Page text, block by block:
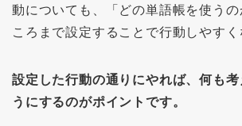
動についても、「どの単語帳を使うの
ころまで設定することで行動しやすく
設定した行動の通りにやれば、何も考
うにするのがポイントです。